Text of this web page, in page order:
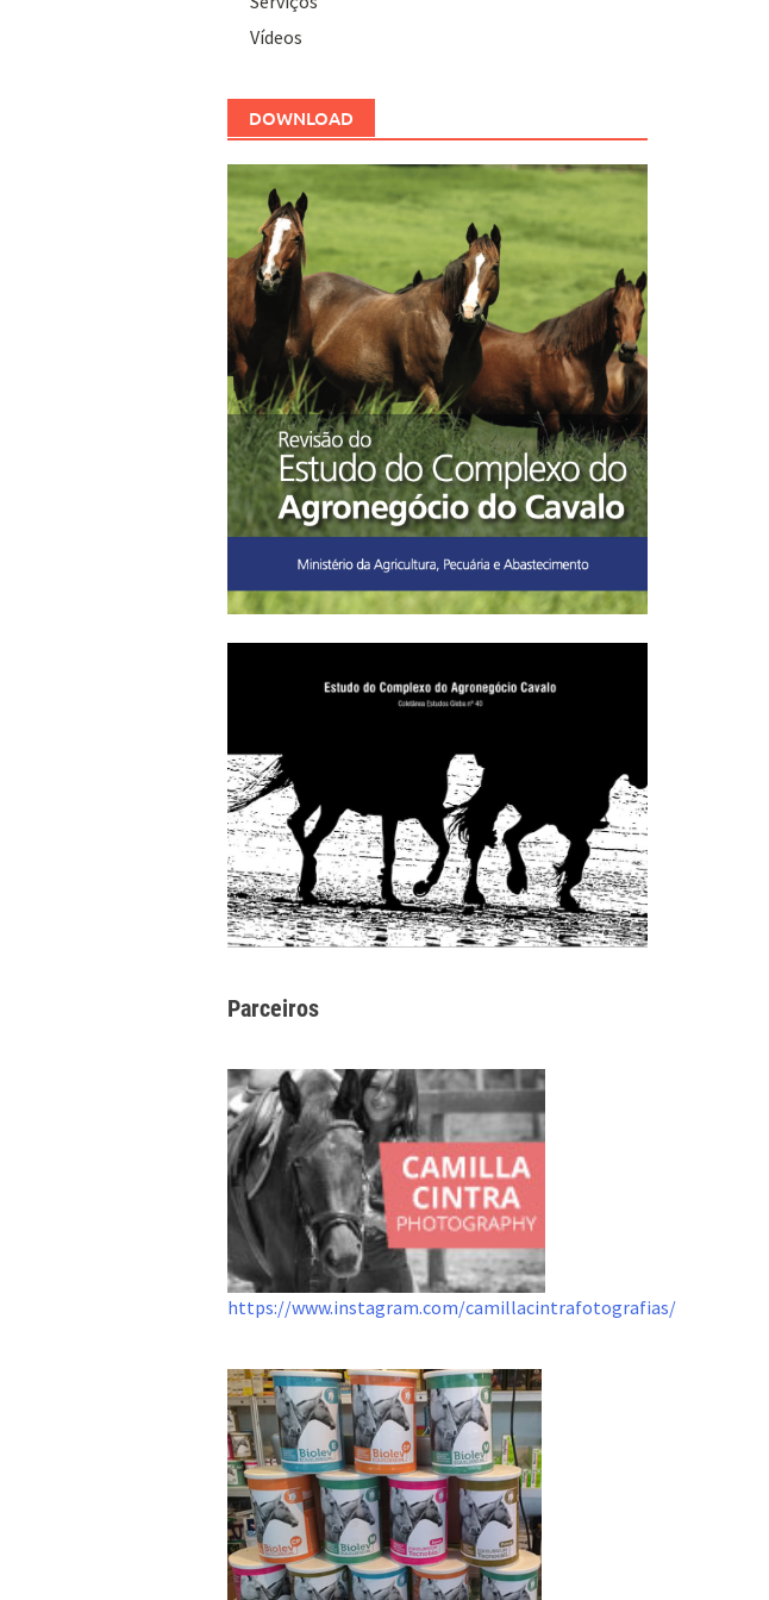
Vídeos
DOWNLOAD
Parceiros
https://www.instagram.com/camillacintrafotografias/